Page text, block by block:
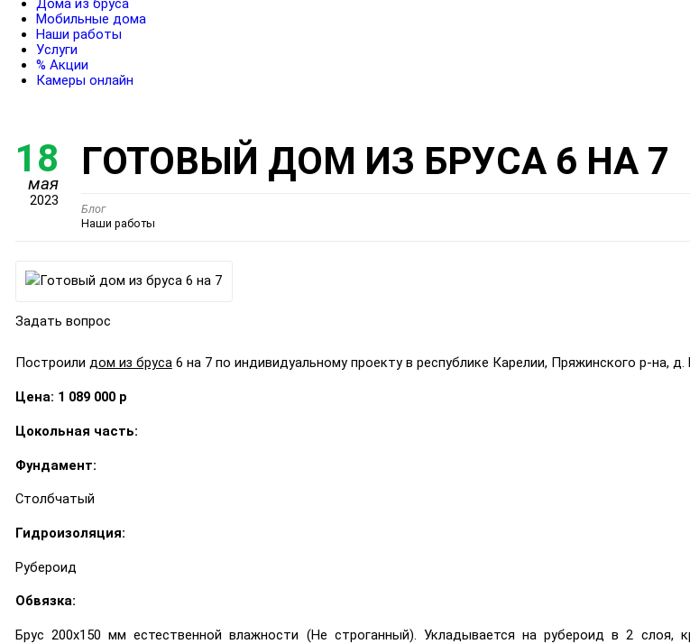
Дома из бруса
Мобильные дома
Наши работы
Услуги
% Акции
Камеры онлайн
18
мая
2023
ГОТОВЫЙ ДОМ ИЗ БРУСА 6 НА 7
Блог
Наши работы
Задать вопрос
Построили дом из бруса6 на 7 по индивидуальному проекту в республике Карелии, Пряжинского р-на,
Цена: 1 089 000 р
Цокольная часть:
Фундамент:
Столбчатый
Гидроизоляция:
Рубероид
Обвязка:
Брус 200х150 мм естественной влажности (Не строганный). Укладывается на рубероид в 2 слоя,